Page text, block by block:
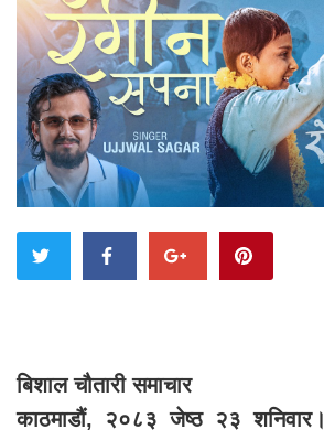
बिशाल चौतारी समाचार
काठमाडौं, २०८३ जेष्ठ २३ शनिवार।